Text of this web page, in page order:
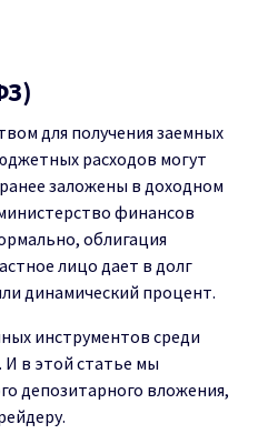
для получения заемных
расходов могут
заложены в доходном
финансов
облигация
лицо дает в долг
динамический процент.
инструментов среди
в этой статье мы
депозитарного вложения,